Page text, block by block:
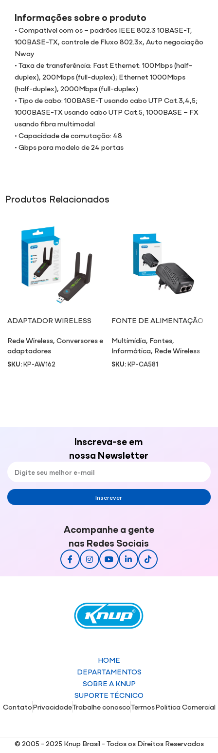
Informações sobre o produto
• Compatível com os – padrões IEEE 802.3 10BASE-T,
100BASE-TX, controle de Fluxo 802.3x, Auto negociação
Nway
• Taxa de transferência: Fast Ethernet: 100Mbps (half-
duplex), 200Mbps (full-duplex); Ethernet 1000Mbps
(half-duplex), 2000Mbps (full-duplex)
• Tipo de cabo: 100BASE-T usando cabo UTP Cat.3,4,5;
1000BASE-TX usando cabo UTP Cat.5; 1000BASE – FX
usando fibra multimodal
• Capacidade de comutação: 48
• Gbps para modelo de 24 portas
Produtos Relacionados
ADAPTADOR WIRELESS
Rede Wireless,Conversores e
adaptadores
SKU:KP-AW162
FONTE DE ALIMENTAÇÃO
Multimidia, Fontes,
Informática, Rede Wireless
SKU:KP-CA581
Inscreva-se em
nossa Newsletter
Inscrever
Acompanhe a gente
nas Redes Sociais
HOME
DEPARTAMENTOS
SOBRE A KNUP
SUPORTE TÉCNICO
ContatoPrivacidadeTrabalhe conoscoTermosPolitica Comercial
© 2005 - 2025 Knup Brasil - Todos os Direitos Reservados